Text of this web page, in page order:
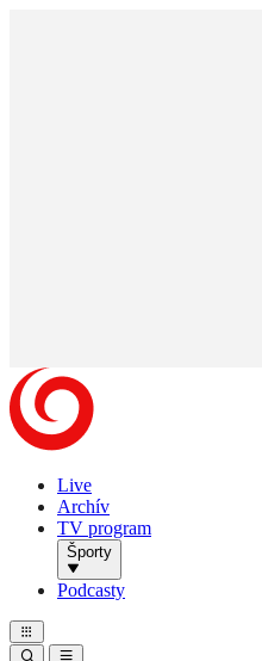
Live
Archív
TV program
Športy
Podcasty